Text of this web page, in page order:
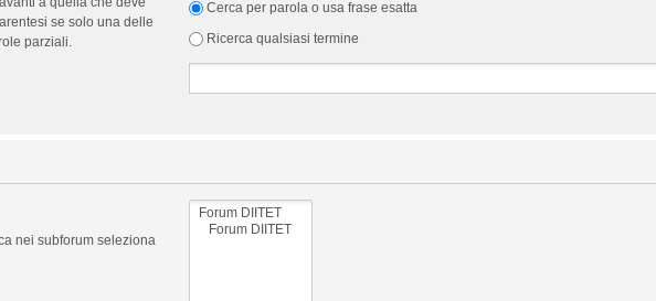
se solo una delle
parziali.
Cerca per parola o usa frase esatta
Ricerca qualsiasi termine
nei subforum seleziona